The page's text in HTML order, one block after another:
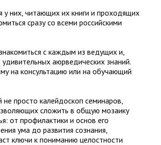
них, читающих их книги и проходящих
сразу со всеми российскими
с каждым из ведущих и,
аюрведических знаний.
на консультацию или на обучающий
просто калейдоскоп семинаров,
сложить в общую мозаику
от профилактики и основ его
ума до развития сознания,
ключи к пониманию целостности